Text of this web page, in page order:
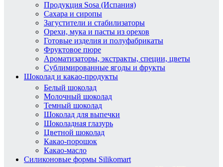
Продукция Sosa (Испания)
Сахара и сиропы
Загустители и стабилизаторы
Орехи, мука и пасты из орехов
Готовые изделия и полуфабрикаты
Фруктовое пюре
Ароматизаторы, экстракты, специи, цветы
Сублимированные ягоды и фрукты
Шоколад и какао-продукты
Белый шоколад
Молочный шоколад
Темный шоколад
Шоколад для выпечки
Шоколадная глазурь
Цветной шоколад
Какао-порошок
Какао-масло
Силиконовые формы Silikomart